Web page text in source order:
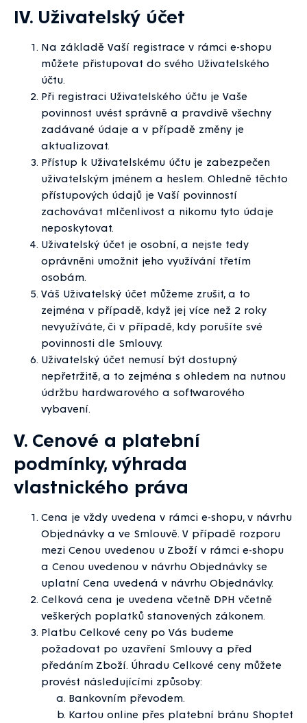
IV. Uživatelský účet
Na základě Vaší registrace v rámci e-shopu
můžete přistupovat do svého Uživatelského
účtu.
Při registraci Uživatelského účtu je Vaše
povinnost uvést správně a pravdivě všechny
zadávané údaje a v případě změny je
aktualizovat.
Přístup k Uživatelskému účtu je zabezpečen
uživatelským jménem a heslem. Ohledně těchto
přístupových údajů je Vaší povinností
zachovávat mlčenlivost a nikomu tyto údaje
neposkytovat.
Uživatelský účet je osobní, a nejste tedy
oprávněni umožnit jeho využívání třetím
osobám.
Váš Uživatelský účet můžeme zrušit, a to
zejména v případě, když jej více než 2 roky
nevyužíváte, či v případě, kdy porušíte své
povinnosti dle Smlouvy.
Uživatelský účet nemusí být dostupný
nepřetržitě, a to zejména s ohledem na nutnou
údržbu hardwarového a softwarového
vybavení.
V. Cenové a platební
podmínky, výhrada
vlastnického práva
Cena je vždy uvedena v rámci e-shopu, v návrhu
Objednávky a ve Smlouvě. V případě rozporu
mezi Cenou uvedenou u Zboží v rámci e-shopu
a Cenou uvedenou v návrhu Objednávky se
uplatní Cena uvedená v návrhu Objednávky.
Celková cena je uvedena včetně DPH včetně
veškerých poplatků stanovených zákonem.
Platbu Celkové ceny po Vás budeme
požadovat po uzavření Smlouvy a před
předáním Zboží. Úhradu Celkové ceny můžete
provést následujícími způsoby:
Bankovním převodem.
Kartou online přes platební bránu Shoptet